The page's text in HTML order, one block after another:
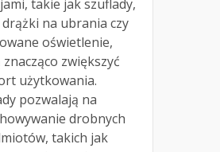
takie jak szuflady,
drążki na ubrania czy
oświetlenie,
zwiększyć
użytkowania.
pozwalają na
drobnych
takich jak